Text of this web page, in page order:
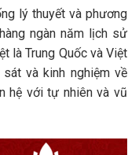
lý thuyết và phương
ngàn năm lịch sử
là Trung Quốc và Việt
và kinh nghiệm về
hệ với tự nhiên và vũ